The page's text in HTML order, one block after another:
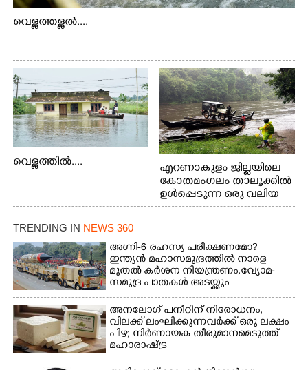
വെള്ളത്തള്ളൽ....
വെള്ളത്തിൽ....
എറണാകുളം ജില്ലയിലെ
കോതമംഗലം താലൂക്കിൽ
ഉൾപ്പെടുന്ന ഒരു വലിയ
ഗ്രാമപഞ്ചായത്താണ് കുട്ട
വെള്ളാരംകുത്ത്,
കത്തിപ്പാറ, ഉറിയംപെട്ടി,
തേക്കല്ല്, വെട്ടിക്കല്ല്,
മഞ്ചപ്പാറ എന്നീ ആറു
സ്ഥലങ്ങളിലേക്കുള്ള
പ്രധാന സഞ്ചാര
മാർഗമാണ് ഈ കാണുന്ന
കടത്ത് വള്ളം
TRENDING IN NEWS 360
അഗ്നി-6 രഹസ്യ പരീക്ഷണമോ?
ഇന്ത്യൻ മഹാസമുദ്രത്തിൽ നാളെ
മുതൽ കർശന നിയന്ത്രണം,വ്യോമ-
സമുദ്ര പാതകൾ അടയ്ക്കും
അനലോഗ് പനീറിന് നിരോധനം,
വിലക്ക് ലംഘിക്കുന്നവർക്ക് ഒരു ലക്ഷം
പിഴ; നിർണായക തീരുമാനമെടുത്ത്
മഹാരാഷ്ട്ര